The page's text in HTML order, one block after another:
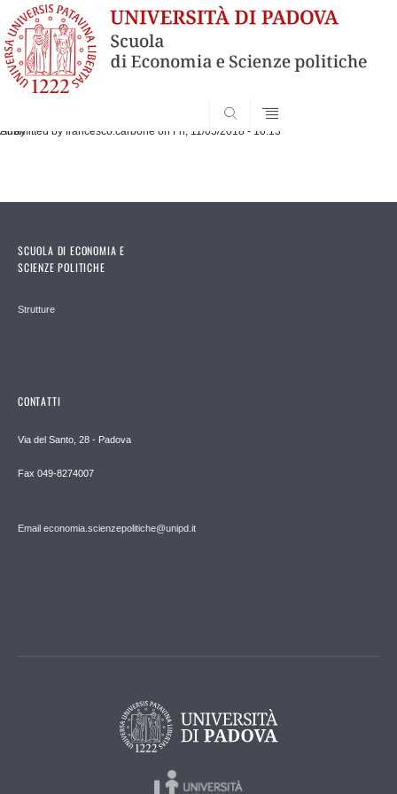
Submitted by francesco.carbone on Fri, 11/05/2018 - 10:13
Array
SCUOLA DI ECONOMIA E
SCIENZE POLITICHE
Strutture
CONTATTI
Via del Santo, 28 - Padova
Fax 049-8274007
Email economia.scienzepolitiche@unipd.it